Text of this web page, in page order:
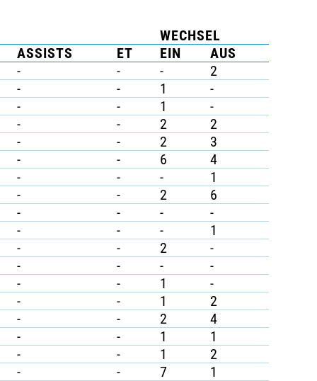
WECHSEL
ASSISTS
ET EIN
AUS
-
- -
2
-
- 1
-
-
- 1
-
-
- 2
2
-
- 2
3
-
- 6
4
-
- -
1
-
- 2
6
-
- -
-
-
- -
1
-
- 2
-
-
- -
-
-
- 1
-
-
- 1
2
-
- 2
4
-
- 1
1
-
- 1
2
-
- 7 1